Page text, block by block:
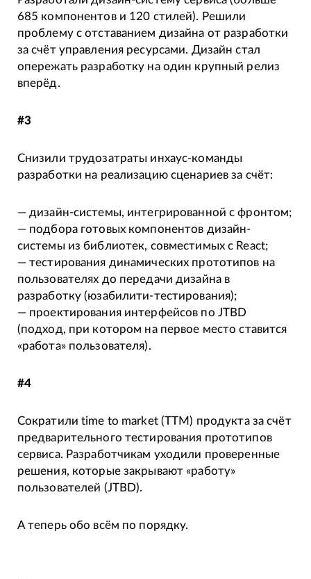
685 компонентов и 120 стилей). Решили
проблему с отставанием дизайна от разработки
за счёт управления ресурсами. Дизайн стал
опережать разработку на один крупный релиз
вперёд.
#3
Снизили трудозатраты инхаус-команды
разработки на реализацию сценариев за счёт:
— дизайн-системы, интегрированной с фронтом;
— подбора готовых компонентов дизайн-
системы из библиотек, совместимых с React;
— тестирования динамических прототипов на
пользователях до передачи дизайна в
разработку (юзабилити-тестирования);
— проектирования интерфейсов по JTBD
(подход, при котором на первое место ставится
«работа» пользователя).
#4
Сократили time to market (TTM) продукта за счёт
предварительного тестирования прототипов
сервиса. Разработчикам уходили проверенные
решения, которые закрывают «работу»
пользователей (JTBD).
А теперь обо всём по порядку.